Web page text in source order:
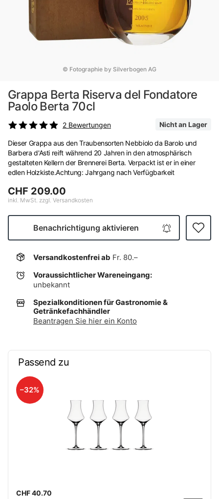
© Fotographie by Silverbogen AG
Grappa Berta Riserva del Fondatore
Paolo Berta 70cl
2 Bewertungen Nicht an Lager
Dieser Grappa aus den Traubensorten Nebbiolo da Barolo und
Barbera d'Asti reift während 20 Jahren in den atmosphärisch
gestalteten Kellern der Brennerei Berta. Verpackt ist er in einer
edlen Holzkiste.Achtung: Jahrgang nach Verfügbarkeit
CHF 209.00
inkl. MwSt. zzgl. Versandkosten
Benachrichtigung aktivieren
Versandkostenfrei ab Fr. 80.–
Voraussichtlicher Wareneingang:
unbekannt
Spezialkonditionen für Gastronomie &
Getränkefachhändler
Beantragen Sie hier ein Konto
Passend zu
–32%
CHF 40.70